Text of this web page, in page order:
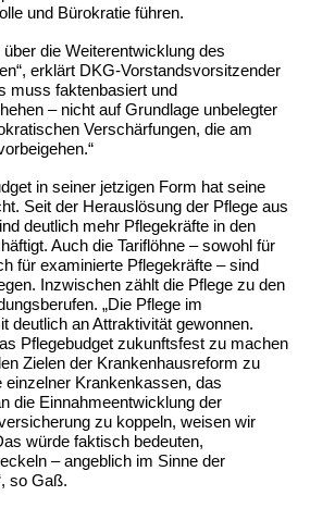
und Bürokratie führen.
die Weiterentwicklung des
erklärt DKG-Vorstandsvorsitzender
muss faktenbasiert und
– nicht auf Grundlage unbelegter
Verschärfungen, die am
in seiner jetzigen Form hat seine
Seit der Herauslösung der Pflege aus
deutlich mehr Pflegekräfte in den
Auch die Tariflöhne – sowohl für
für examinierte Pflegekräfte – sind
Inzwischen zählt die Pflege zu den
„Die Pflege im
deutlich an Attraktivität gewonnen.
Pflegebudget zukunftsfest zu machen
Zielen der Krankenhausreform zu
einzelner Krankenkassen, das
die Einnahmeentwicklung der
zu koppeln, weisen wir
würde faktisch bedeuten,
– angeblich im Sinne der
so Gaß.